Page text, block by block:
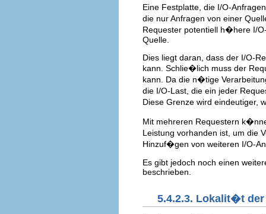
Eine Festplatte, die I/O-
die nur Anfragen von einer
Requester potentiell h�here I/
Quelle.
Dies liegt daran, dass der I/O-
kann. Schlie�lich muss der
kann. Da die n�tige
die I/O-Last, die ein jeder
Diese Grenze wird eindeutiger,
Mit mehreren Requestern
Leistung vorhanden ist, um die
Hinzuf�gen von weiteren I/O-
Es gibt jedoch noch einen
beschrieben.
5.4.2.3. Lokalit�t